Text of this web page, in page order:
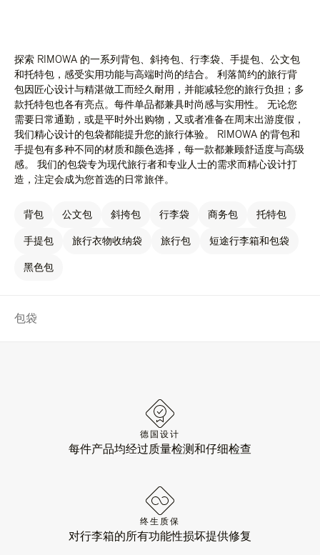
探索 RIMOWA 的一系列背包、斜挎包、行李袋、手提包、公文包
和托特包，感受实用功能与高端时尚的结合。 利落简约的旅行背
包因匠心设计与精湛做工而经久耐用，并能减轻您的旅行负担；多
款托特包也各有亮点。每件单品都兼具时尚感与实用性。 无论您
需要日常通勤，或是平时外出购物，又或者准备在周末出游度假，
我们精心设计的包袋都能提升您的旅行体验。 RIMOWA 的背包和
手提包有多种不同的材质和颜色选择，每一款都兼顾舒适度与高级
感。 我们的包袋专为现代旅行者和专业人士的需求而精心设计打
造，注定会成为您首选的日常旅伴。
背包 公文包 斜挎包 行李袋 商务包 托特包
手提包 旅行衣物收纳袋 旅行包 短途行李箱和包袋
黑色包
包袋
德国设计
每件产品均经过质量检测和仔细检查
终生质保
对行李箱的所有功能性损坏提供修复